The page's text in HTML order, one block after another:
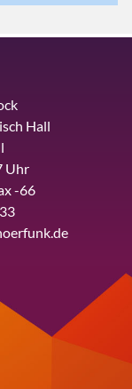
Hall
Uhr
-66